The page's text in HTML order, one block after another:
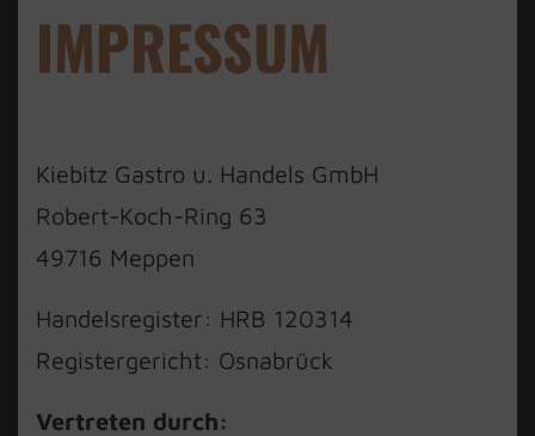
IMPRESSUM
Kiebitz Gastro u. Handels GmbH
Robert-Koch-Ring 63
49716 Meppen
Handelsregister: HRB 120314
Registergericht: Osnabrück
Vertreten durch: